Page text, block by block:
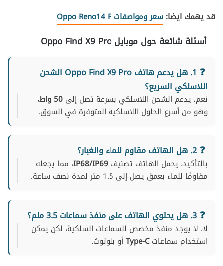
قد يهمك ايضا: سعر ومواصفات Oppo Reno14 F
أسئلة شائعة حول موبايل Oppo Find X9 Pro
1. هل يدعم هاتف Oppo Find X9 Pro الشحن
اللاسلكي السريع؟
نعم، يدعم الشحن اللاسلكي بسرعة تصل إلى 50 واط
،
وهو من أسرع الحلول اللاسلكية المتوفرة في السوق.
2. هل الهاتف مقاوم للماء والغبار؟
بالتأكيد، يحمل الهاتف تصنيف IP68/IP69، مما يجعله
مقاومًا للماء بعمق يصل إلى 1.5 متر لمدة نصف ساعة.
3. هل يحتوي الهاتف على منفذ سماعات 3.5 ملم؟
لا، لا يوجد منفذ مخصص للسماعات السلكية، لكن يمكن
استخدام سماعاتType-Cأو بلوتوث.